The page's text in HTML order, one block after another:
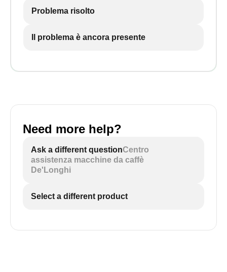
Problema risolto
Il problema è ancora presente
Need more help?
Ask a different questionCentro
assistenza macchine da caffè
De'Longhi
Select a different product